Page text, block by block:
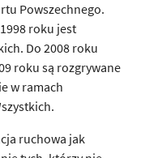
Powszechnego.
roku jest
Do 2008 roku
roku są rozgrywane
w ramach
ruchowa jak